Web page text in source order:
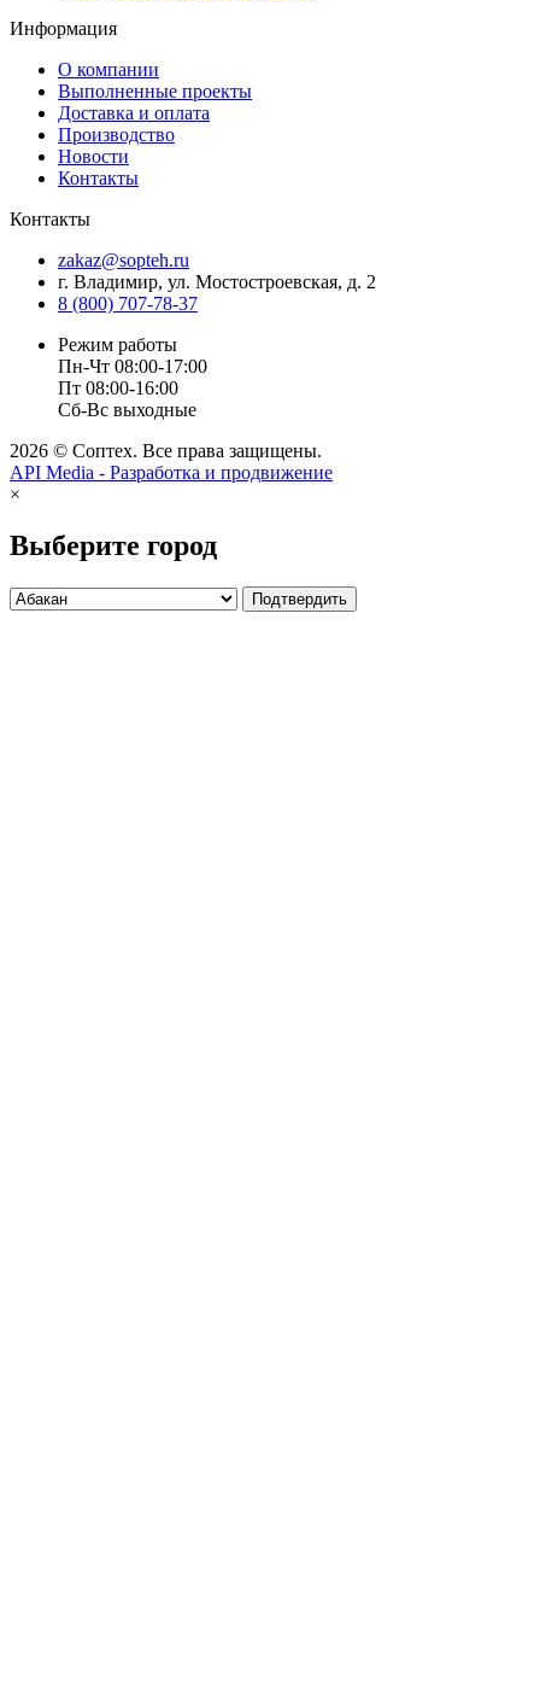
Информация
О компании
Выполненные проекты
Доставка и оплата
Производство
Новости
Контакты
Контакты
zakaz@sopteh.ru
г. Владимир, ул. Мостостроевская, д. 2
8 (800) 707-78-37
Режим работы
Пн-Чт 08:00-17:00
Пт 08:00-16:00
Сб-Вс выходные
2026 © Соптех. Все права защищены.
API Media - Разработка и продвижение
×
Выберите город
Подтвердить